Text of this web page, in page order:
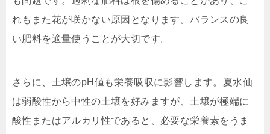
れもまた花が咲かない原因となります。バランスの良
い肥料を適量使うことが大切です。
さらに、土壌のpH値も栄養吸収に影響します。夏水仙
は弱酸性から中性の土壌を好みますが、土壌が極端に
酸性またはアルカリ性であると、必要な栄養素をうま